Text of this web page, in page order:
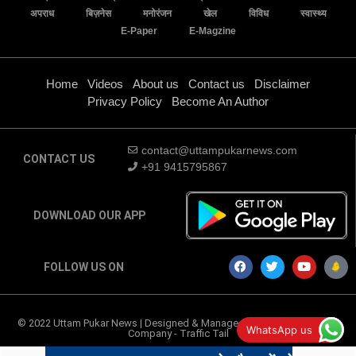
अपराध
बिज़नेस मनोरंजन खेल विविध
स्वास्थ्य
E-Paper
E-Magzine
Home Videos About us Contact us
Disclaimer
Privacy Policy
Become An Author
CONTACT US
contact@uttampukarnews.com
+91 9415795867
DOWNLOAD OUR APP
FOLLOW US ON
© 2022 Uttam Pukar News | Designed & Managed by
Digital Marketing
Company- Traffic Tail WhatsApp us